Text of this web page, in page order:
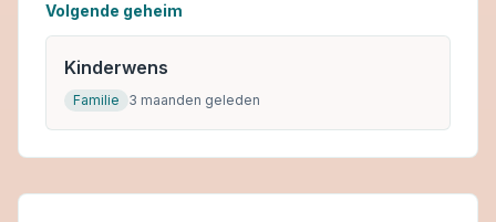
Volgende geheim
Kinderwens
Familie 3 maanden geleden